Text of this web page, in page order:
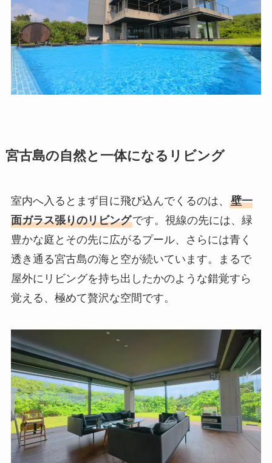
宮古島の自然と一体になるリビング
室内へ入るとまず目に飛び込んでくるのは、 壁一
面ガラス張りのリビングです。視線の先には、緑
豊かな庭とその先に広がるプール、さらには青く
透き通る宮古島の海と空が続いています。まるで
屋外にリビングを持ち出したかのような錯覚すら
覚える、極めて贅沢な空間です。